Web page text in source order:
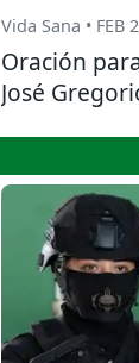
Vida Sana • FEB
Oración
José